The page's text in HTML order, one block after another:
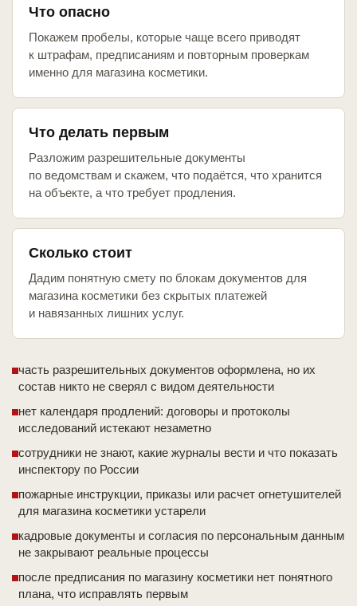
Что опасно
Покажем пробелы, которые чаще всего приводят
к штрафам, предписаниям и повторным проверкам
именно для магазина косметики.
Что делать первым
Разложим разрешительные документы
по ведомствам и скажем, что подаётся, что хранится
на объекте, а что требует продления.
Сколько стоит
Дадим понятную смету по блокам документов для
магазина косметики без скрытых платежей
и навязанных лишних услуг.
часть разрешительных документов оформлена, но их
состав никто не сверял с видом деятельности
нет календаря продлений: договоры и протоколы
исследований истекают незаметно
сотрудники не знают, какие журналы вести и что показать
инспектору по России
пожарные инструкции, приказы или расчет огнетушителей
для магазина косметики устарели
кадровые документы и согласия по персональным данным
не закрывают реальные процессы
после предписания по магазину косметики нет понятного
плана, что исправлять первым